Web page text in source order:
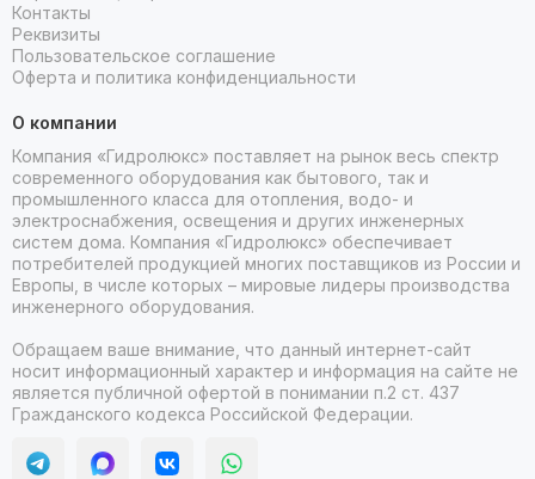
Контакты
Реквизиты
Пользовательское соглашение
Оферта и политика конфиденциальности
О компании
Компания «Гидролюкс» поставляет на рынок весь спектр
современного оборудования как бытового, так и
промышленного класса для отопления, водо- и
электроснабжения, освещения и других инженерных
систем дома. Компания «Гидролюкс» обеспечивает
потребителей продукцией многих поставщиков из России и
Европы, в числе которых – мировые лидеры производства
инженерного оборудования.
Обращаем ваше внимание, что данный интернет-сайт
носит информационный характер и информация на сайте не
является публичной офертой в понимании п.2 ст. 437
Гражданского кодекса Российской Федерации.